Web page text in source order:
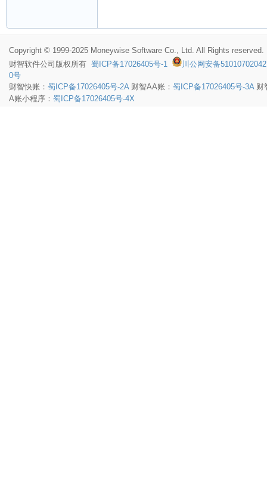
Copyright © 1999-2025 Moneywise Software Co., Ltd. All Rights reserved.
财智软件公司版权所有 蜀ICP备17026405号-1
川公网安备
0号
财智快账： 蜀ICP备17026405号-2A财智AA账： 蜀ICP备17026405号-3A财
A账小程序： 蜀ICP备17026405号-4X